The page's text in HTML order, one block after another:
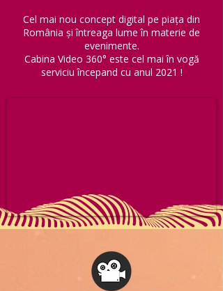
Cel mai nou concept digital pe piața din
România și întreaga lume în materie de
evenimente.
Cabina Video 360° este cel mai în vogă
serviciu începand cu anul 2021 !